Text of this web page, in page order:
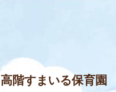
高階すまいる保育園